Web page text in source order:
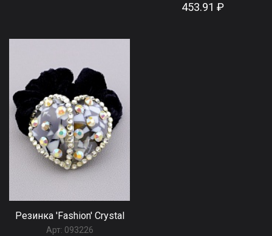
453.91 ₽
Резинка 'Fashion' Сrystal
Арт: 093226